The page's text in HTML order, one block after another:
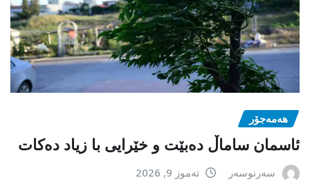
هەمەجۆر
ئاسمان ساماڵ دەبێت و خێرایی با زیاد دەکات
سەرنوسەر تەموز 9, 2026